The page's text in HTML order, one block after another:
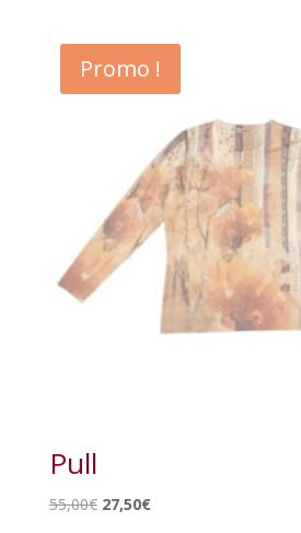
était :
45,00€.
est :
22,50€.
Promo !
Pull
55,00€ Le
27,50€Le